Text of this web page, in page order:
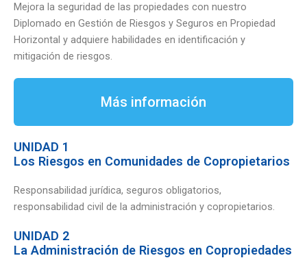
Mejora la seguridad de las propiedades con nuestro
Diplomado en Gestión de Riesgos y Seguros en Propiedad
Horizontal y adquiere habilidades en identificación y
mitigación de riesgos.
Más información
UNIDAD 1
Los Riesgos en Comunidades de Copropietarios
Responsabilidad jurídica, seguros obligatorios,
responsabilidad civil de la administración y copropietarios.
UNIDAD 2
La Administración de Riesgos en Copropiedades